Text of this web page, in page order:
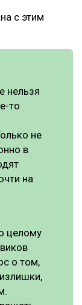
с этим
нельзя
то
не
в
на
целому
о том,